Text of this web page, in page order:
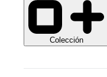
Colección